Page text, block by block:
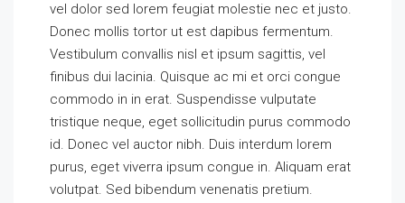
vel dolor sed lorem feugiat molestie nec et justo.
Donec mollis tortor ut est dapibus fermentum.
Vestibulum convallis nisl et ipsum sagittis, vel
finibus dui lacinia. Quisque ac mi et orci congue
commodo in in erat. Suspendisse vulputate
tristique neque, eget sollicitudin purus commodo
id. Donec vel auctor nibh. Duis interdum lorem
purus, eget viverra ipsum congue in. Aliquam erat
volutpat. Sed bibendum venenatis pretium.